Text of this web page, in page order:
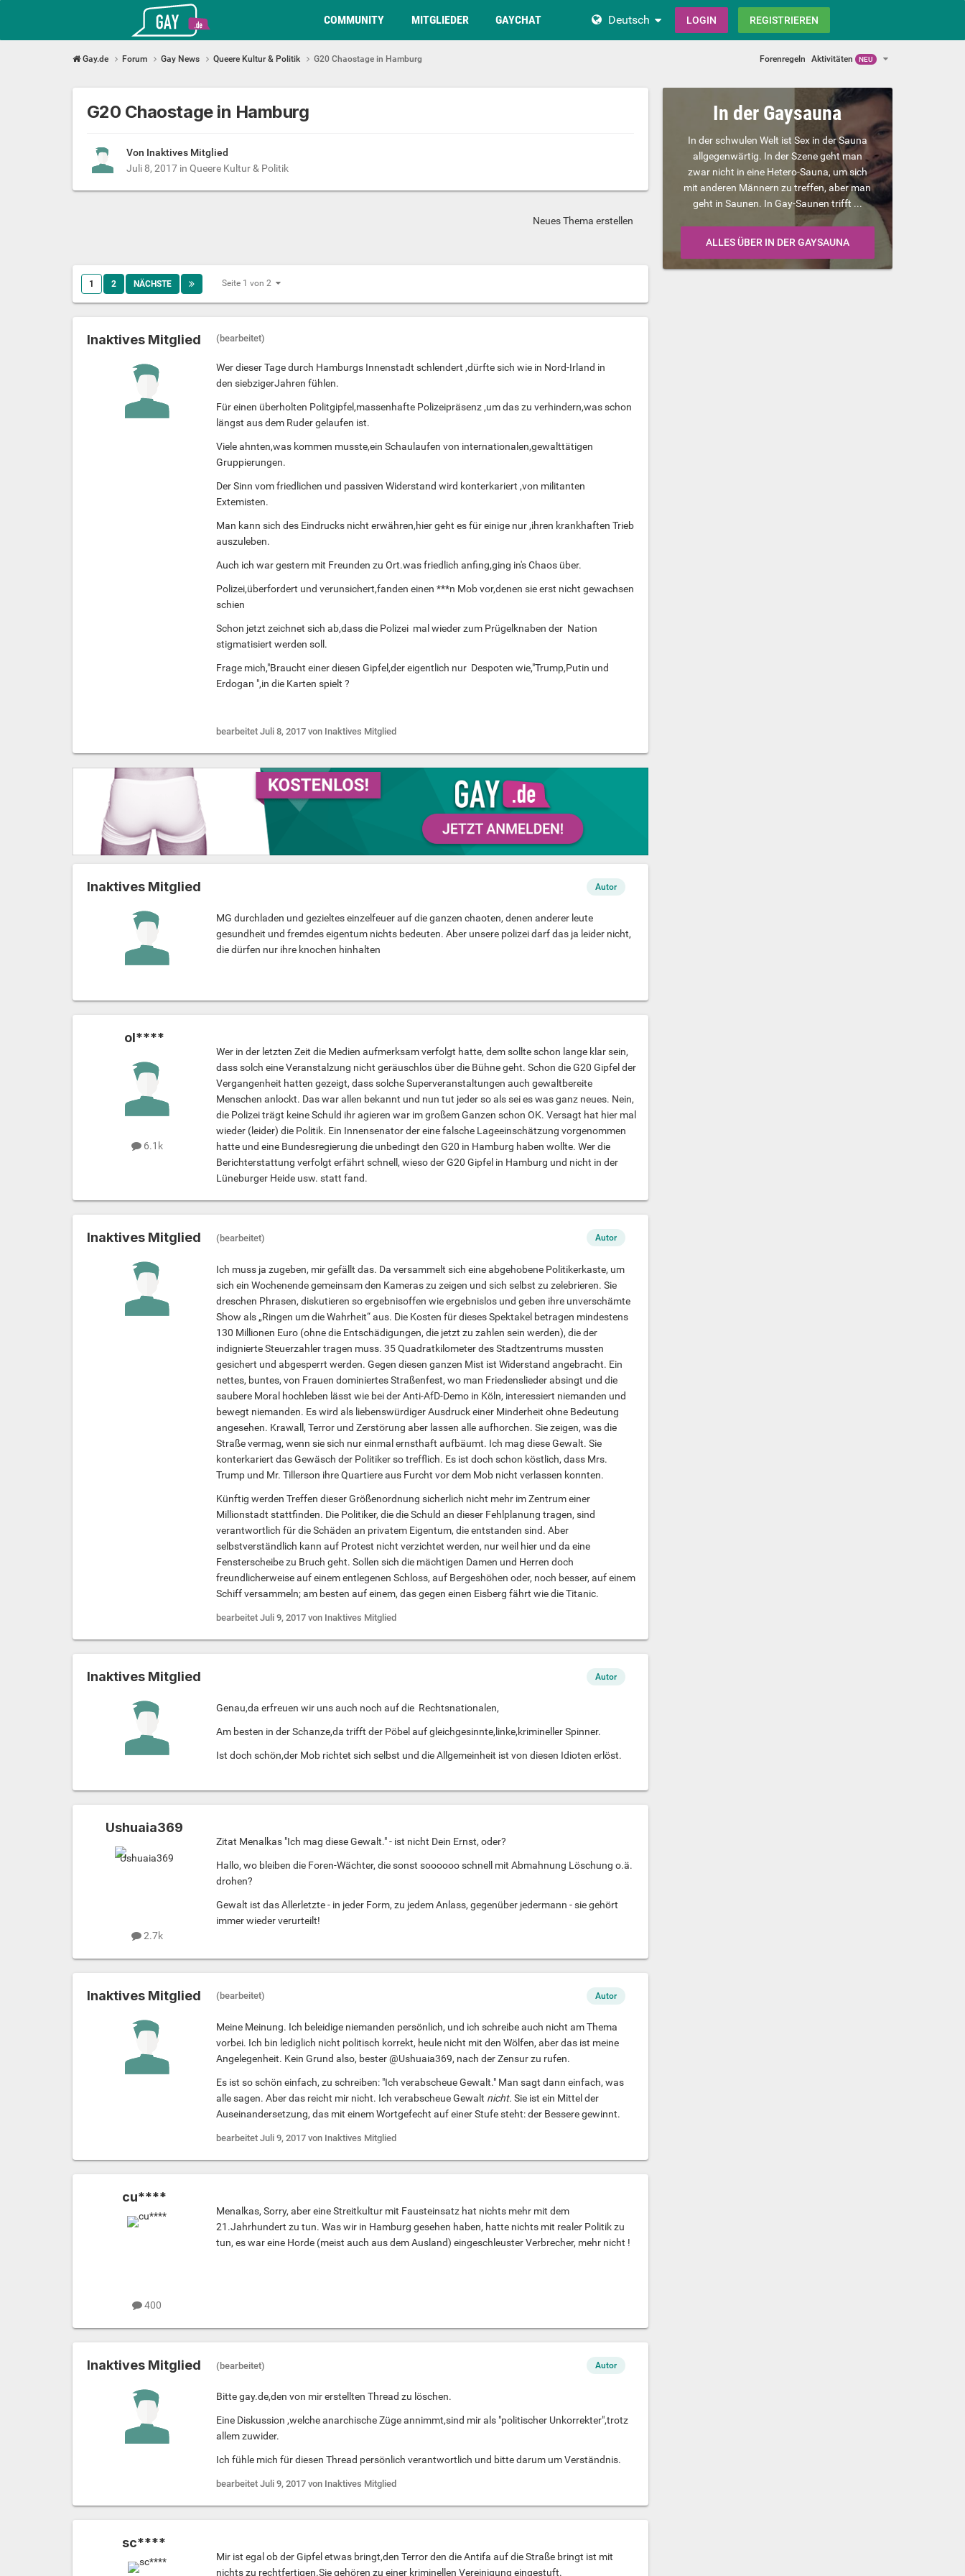
COMMUNITY MITGLIEDER GAYCHAT Deutsch LOGIN REGISTRIEREN
Forenregeln Aktivitäten NEU
Gay.de Forum Gay News Queere Kultur & Politik G20 Chaostage in Hamburg
G20 Chaostage in Hamburg
Von Inaktives Mitglied
Juli 8, 2017in Queere Kultur & Politik
Neues Thema erstellen
1 2 NÄCHSTE Seite 1 von 2
Inaktives Mitglied (bearbeitet)
Wer dieser Tage durch Hamburgs Innenstadt schlendert ,dürfte sich wie in Nord-Irland in
den siebzigerJahren fühlen.
Für einen überholten Politgipfel,massenhafte Polizeipräsenz ,um das zu verhindern,was schon
längst aus dem Ruder gelaufen ist.
Viele ahnten,was kommen musste,ein Schaulaufen von internationalen,gewalttätigen
Gruppierungen.
Der Sinn vom friedlichen und passiven Widerstand wird konterkariert ,von militanten
Extemisten.
Man kann sich des Eindrucks nicht erwähren,hier geht es für einige nur ,ihren krankhaften Trieb
auszuleben.
Auch ich war gestern mit Freunden zu Ort.was friedlich anfing,ging in's Chaos über.
Polizei,überfordert und verunsichert,fanden einen ***n Mob vor,denen sie erst nicht gewachsen
schien
Schon jetzt zeichnet sich ab,dass die Polizei mal wieder zum Prügelknaben der Nation
stigmatisiert werden soll.
Frage mich,"Braucht einer diesen Gipfel,der eigentlich nur Despoten wie,"Trump,Putin und
Erdogan ",in die Karten spielt ?
bearbeitet Juli 8, 2017von Inaktives Mitglied
Inaktives Mitglied Autor
MG durchladen und gezieltes einzelfeuer auf die ganzen chaoten, denen anderer leute
gesundheit und fremdes eigentum nichts bedeuten. Aber unsere polizei darf das ja leider nicht,
die dürfen nur ihre knochen hinhalten
ol****
6.1k
Wer in der letzten Zeit die Medien aufmerksam verfolgt hatte, dem sollte schon lange klar sein,
dass solch eine Veranstalzung nicht geräuschlos über die Bühne geht. Schon die G20 Gipfel der
Vergangenheit hatten gezeigt, dass solche Superveranstaltungen auch gewaltbereite
Menschen anlockt. Das war allen bekannt und nun tut jeder so als sei es was ganz neues. Nein,
die Polizei trägt keine Schuld ihr agieren war im großem Ganzen schon OK. Versagt hat hier mal
wieder (leider) die Politik. Ein Innensenator der eine falsche Lageeinschätzung vorgenommen
hatte und eine Bundesregierung die unbedingt den G20 in Hamburg haben wollte. Wer die
Berichterstattung verfolgt erfährt schnell, wieso der G20 Gipfel in Hamburg und nicht in der
Lüneburger Heide usw. statt fand.
Inaktives Mitglied Autor
(bearbeitet)
Ich muss ja zugeben, mir gefällt das. Da versammelt sich eine abgehobene Politikerkaste, um
sich ein Wochenende gemeinsam den Kameras zu zeigen und sich selbst zu zelebrieren. Sie
dreschen Phrasen, diskutieren so ergebnisoffen wie ergebnislos und geben ihre unverschämte
Show als „Ringen um die Wahrheit“ aus. Die Kosten für dieses Spektakel betragen mindestens
130 Millionen Euro (ohne die Entschädigungen, die jetzt zu zahlen sein werden), die der
indignierte Steuerzahler tragen muss. 35 Quadratkilometer des Stadtzentrums mussten
gesichert und abgesperrt werden. Gegen diesen ganzen Mist ist Widerstand angebracht. Ein
nettes, buntes, von Frauen dominiertes Straßenfest, wo man Friedenslieder absingt und die
saubere Moral hochleben lässt wie bei der Anti-AfD-Demo in Köln, interessiert niemanden und
bewegt niemanden. Es wird als liebenswürdiger Ausdruck einer Minderheit ohne Bedeutung
angesehen. Krawall, Terror und Zerstörung aber lassen alle aufhorchen. Sie zeigen, was die
Straße vermag, wenn sie sich nur einmal ernsthaft aufbäumt. Ich mag diese Gewalt. Sie
konterkariert das Gewäsch der Politiker so trefflich. Es ist doch schon köstlich, dass Mrs.
Trump und Mr. Tillerson ihre Quartiere aus Furcht vor dem Mob nicht verlassen konnten.
Künftig werden Treffen dieser Größenordnung sicherlich nicht mehr im Zentrum einer
Millionstadt stattfinden. Die Politiker, die die Schuld an dieser Fehlplanung tragen, sind
verantwortlich für die Schäden an privatem Eigentum, die entstanden sind. Aber
selbstverständlich kann auf Protest nicht verzichtet werden, nur weil hier und da eine
Fensterscheibe zu Bruch geht. Sollen sich die mächtigen Damen und Herren doch
freundlicherweise auf einem entlegenen Schloss, auf Bergeshöhen oder, noch besser, auf einem
Schiff versammeln; am besten auf einem, das gegen einen Eisberg fährt wie die Titanic.
bearbeitet Juli 9, 2017von Inaktives Mitglied
Inaktives Mitglied Autor
Genau,da erfreuen wir uns auch noch auf die Rechtsnationalen,
Am besten in der Schanze,da trifft der Pöbel auf gleichgesinnte,linke,krimineller Spinner.
Ist doch schön,der Mob richtet sich selbst und die Allgemeinheit ist von diesen Idioten erlöst.
Ushuaia369
2.7k
Zitat Menalkas "Ich mag diese Gewalt." - ist nicht Dein Ernst, oder?
Hallo, wo bleiben die Foren-Wächter, die sonst soooooo schnell mit Abmahnung Löschung o.ä.
drohen?
Gewalt ist das Allerletzte - in jeder Form, zu jedem Anlass, gegenüber jedermann - sie gehört
immer wieder verurteilt!
Inaktives Mitglied Autor
(bearbeitet)
Meine Meinung. Ich beleidige niemanden persönlich, und ich schreibe auch nicht am Thema
vorbei. Ich bin lediglich nicht politisch korrekt, heule nicht mit den Wölfen, aber das ist meine
Angelegenheit. Kein Grund also, bester @Ushuaia369, nach der Zensur zu rufen.
Es ist so schön einfach, zu schreiben: "Ich verabscheue Gewalt." Man sagt dann einfach, was
alle sagen. Aber das reicht mir nicht. Ich verabscheue Gewalt nicht. Sie ist ein Mittel der
Auseinandersetzung, das mit einem Wortgefecht auf einer Stufe steht: der Bessere gewinnt.
bearbeitet Juli 9, 2017von Inaktives Mitglied
cu****
400
Menalkas, Sorry, aber eine Streitkultur mit Fausteinsatz hat nichts mehr mit dem
21.Jahrhundert zu tun. Was wir in Hamburg gesehen haben, hatte nichts mit realer Politik zu
tun, es war eine Horde (meist auch aus dem Ausland) eingeschleuster Verbrecher, mehr nicht !
Inaktives Mitglied Autor
(bearbeitet)
Bitte gay.de,den von mir erstellten Thread zu löschen.
Eine Diskussion ,welche anarchische Züge annimmt,sind mir als "politischer Unkorrekter",trotz
allem zuwider.
Ich fühle mich für diesen Thread persönlich verantwortlich und bitte darum um Verständnis.
bearbeitet Juli 9, 2017von Inaktives Mitglied
sc****
Mir ist egal ob der Gipfel etwas bringt,den Terror den die Antifa auf die Straße bringt ist mit
nichts zu rechtfertigen.Sie gehören zu einer kriminellen Vereinigung eingestuft.
In der Gaysauna
In der schwulen Welt ist Sex in der Sauna
allgegenwärtig. In der Szene geht man
zwar nicht in eine Hetero-Sauna, um sich
mit anderen Männern zu treffen, aber man
geht in Saunen. In Gay-Saunen trifft ...
ALLES ÜBER IN DER GAYSAUNA